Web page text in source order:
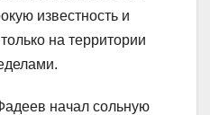
известность и
на территории
начал сольную